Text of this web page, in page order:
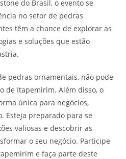
do Brasil, o evento se
no setor de pedras
têm a chance de explorar as
e soluções que estão
pedras ornamentais, não pode
de Itapemirim. Além disso, o
única para negócios,
Esteja preparado para se
valiosas e descobrir as
o seu negócio. Participe
e faça parte deste